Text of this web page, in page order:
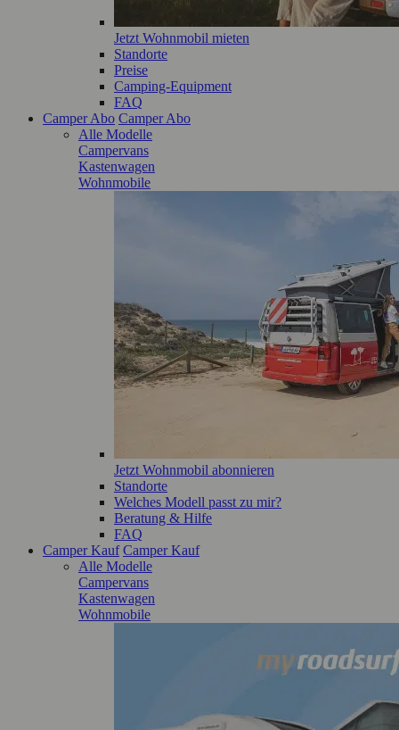
Jetzt Wohnmobil mieten
Standorte
Preise
Camping-Equipment
FAQ
Camper Abo Camper Abo
Alle Modelle
Campervans
Kastenwagen
Wohnmobile
Jetzt Wohnmobil abonnieren
Standorte
Welches Modell passt zu mir?
Beratung & Hilfe
FAQ
Camper Kauf Camper Kauf
Alle Modelle
Campervans
Kastenwagen
Wohnmobile